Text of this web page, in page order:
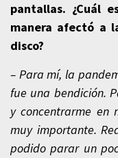
pantallas. ¿Cuál
manera afectó a
disco?
– Para mí, la
fue una bendición.
y concentrarme en
muy importante.
podido parar un